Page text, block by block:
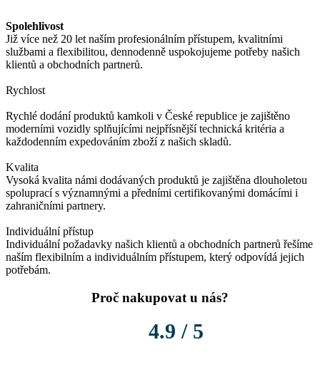
Spolehlivost
Již více než 20 let naším profesionálním přístupem, kvalitními
službami a flexibilitou, dennodenně uspokojujeme potřeby našich
klientů a obchodních partnerů.
Rychlost
Rychlé dodání produktů kamkoli v České republice je zajištěno
moderními vozidly splňujícími nejpřísnější technická kritéria a
každodenním expedováním zboží z našich skladů.
Kvalita
Vysoká kvalita námi dodávaných produktů je zajištěna dlouholetou
spoluprací s významnými a předními certifikovanými domácími i
zahraničními partnery.
Individuální přístup
Individuální požadavky našich klientů a obchodních partnerů řešíme
naším flexibilním a individuálním přístupem, který odpovídá jejich
potřebám.
Proč nakupovat u nás?
4.9 / 5